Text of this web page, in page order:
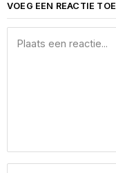
VOEG EEN REACTIE TOE